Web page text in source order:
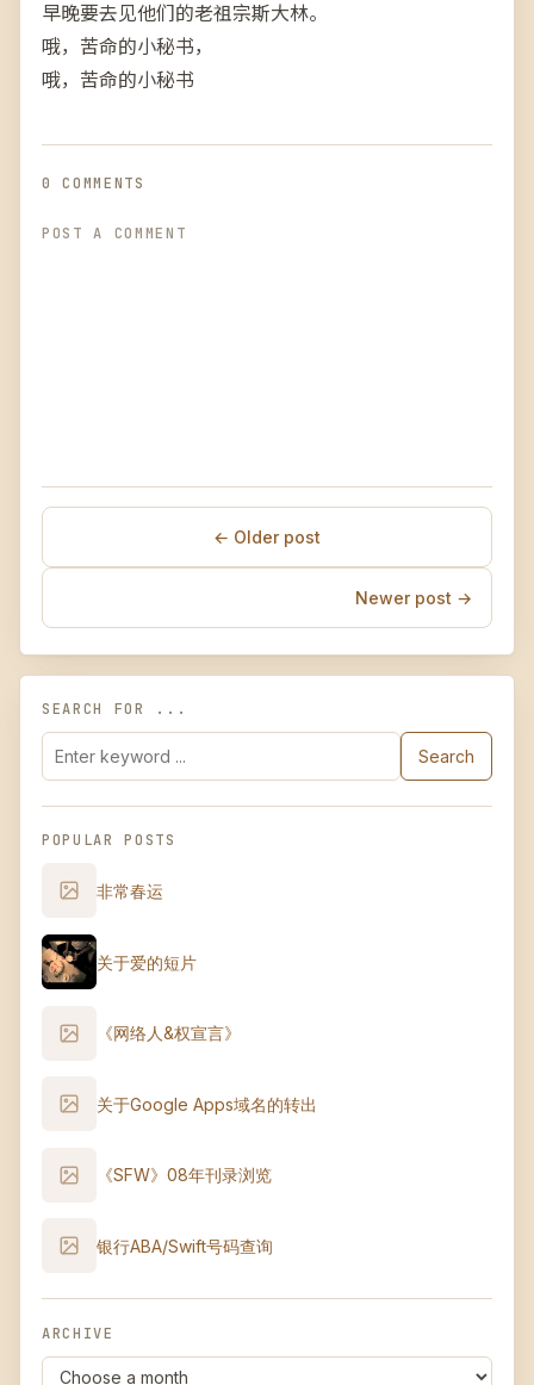
早晚要去见他们的老祖宗斯大林。
哦，苦命的小秘书，
哦，苦命的小秘书
0 COMMENTS
POST A COMMENT
← Older post
Newer post →
SEARCH FOR ...
Search
POPULAR POSTS
非常春运
关于爱的短片
《网络人&权宣言》
关于Google Apps域名的转出
《SFW》08年刊录浏览
银行ABA/Swift号码查询
ARCHIVE